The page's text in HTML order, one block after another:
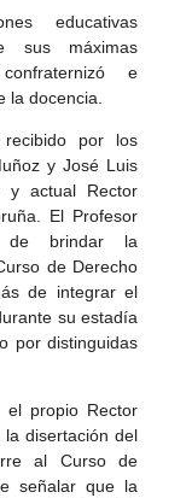
educativas
sus máximas
e
la docencia.
por los
y José Luis
y actual Rector
El Profesor
de brindar la
de Derecho
de integrar el
su estadía
por distinguidas
el propio Rector
la disertación del
al Curso de
señalar que la